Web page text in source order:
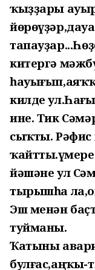
ҡыҙҙары
китергә
килде
ине. Тик
сыҡты. Рәфис
йәшәне ул
тырышһа
Эш менән
туйманы.
Ҡатыны
булғас,аңҡы-